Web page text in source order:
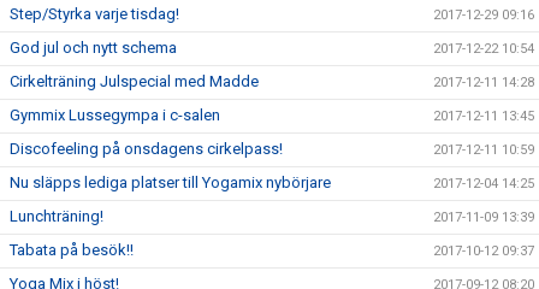
Step/Styrka varje tisdag! 2017-12-29 09:16
God jul och nytt schema 2017-12-22 10:54
Cirkelträning Julspecial med Madde 2017-12-11 14:28
Gymmix Lussegympa i c-salen 2017-12-11 13:45
Discofeeling på onsdagens cirkelpass! 2017-12-11 10:59
Nu släpps lediga platser till Yogamix nybörjare 2017-12-04 14:25
Lunchträning! 2017-11-09 13:39
Tabata på besök!! 2017-10-12 09:37
Yoga Mix i höst! 2017-09-12 08:20